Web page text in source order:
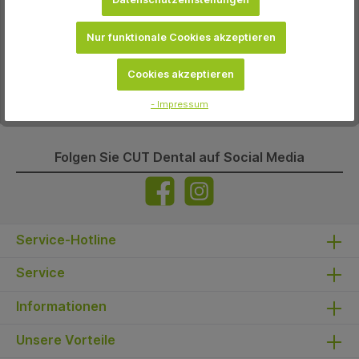
Mit 67 % Mineralsalz und 6 KräuternSchützt vor
ZahnfleischblutenFür eine gesunde MundfloraMehr
Folgen Sie CUT Dental auf Social Media
Service-Hotline
Service
Informationen
Unsere Vorteile
Nur funktionale Cookies akzeptieren
Cookies akzeptieren
- Impressum